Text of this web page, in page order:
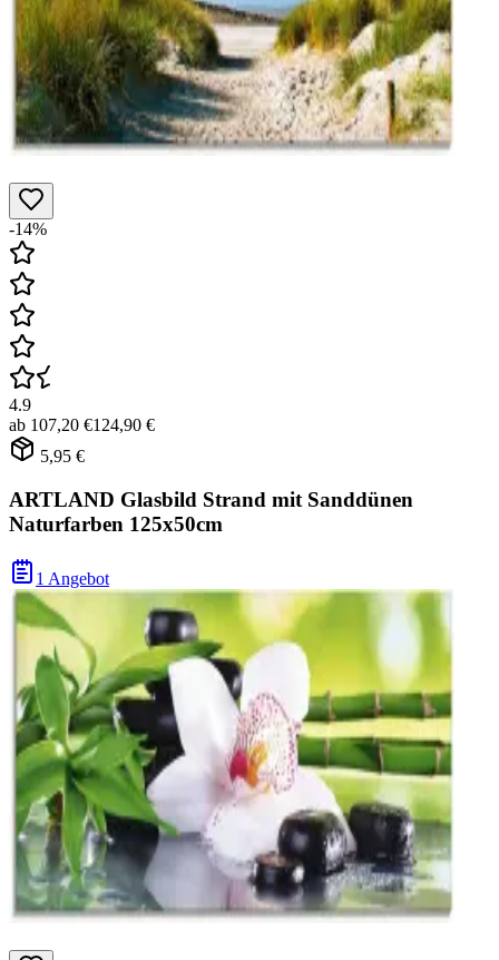
-14%
4.9
ab 107,20 €124,90 €
5,95 €
ARTLAND Glasbild Strand mit Sanddünen
Naturfarben 125x50cm
1 Angebot